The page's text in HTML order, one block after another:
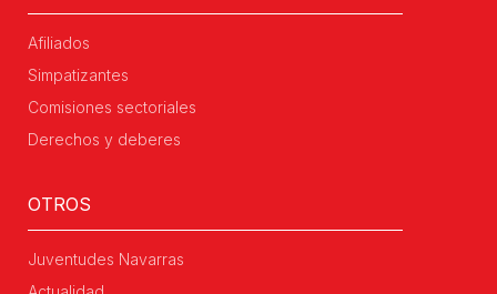
Afiliados
Simpatizantes
Comisiones sectoriales
Derechos y deberes
OTROS
Juventudes Navarras